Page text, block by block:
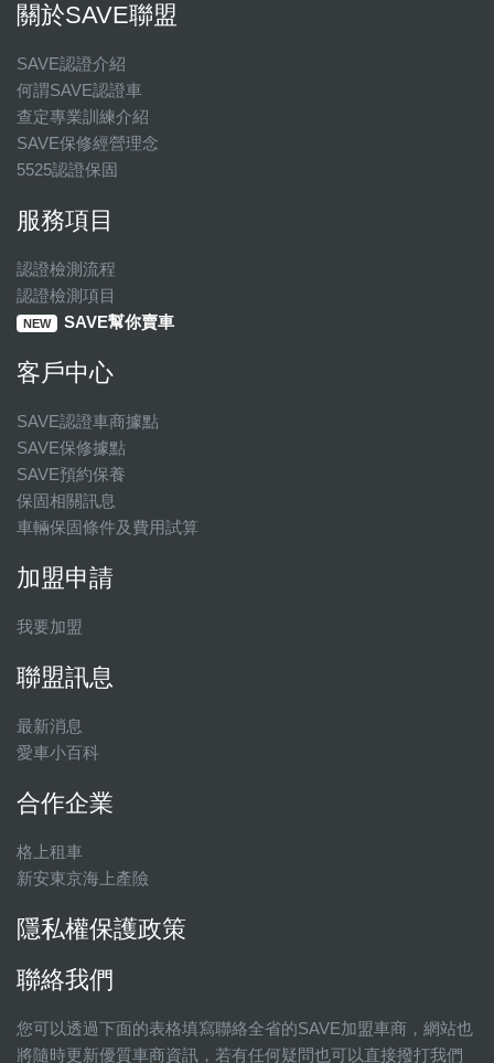
關於SAVE聯盟
SAVE認證介紹
何謂SAVE認證車
查定專業訓練介紹
SAVE保修經營理念
5525認證保固
服務項目
認證檢測流程
認證檢測項目
NEW SAVE幫你賣車
客戶中心
SAVE認證車商據點
SAVE保修據點
SAVE預約保養
保固相關訊息
車輛保固條件及費用試算
加盟申請
我要加盟
聯盟訊息
最新消息
愛車小百科
合作企業
格上租車
新安東京海上產險
隱私權保護政策
聯絡我們
您可以透過下面的表格填寫聯絡全省的SAVE加盟車商，網站也
將隨時更新優質車商資訊，若有任何疑問也可以直接撥打我們